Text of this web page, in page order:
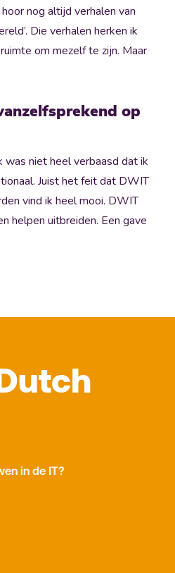
nog altijd verhalen van
Die verhalen herken ik
om mezelf te zijn. Maar
op
was niet heel verbaasd dat ik
Juist het feit dat DWIT
vind ik heel mooi. DWIT
helpen uitbreiden. Een gave
in de IT?